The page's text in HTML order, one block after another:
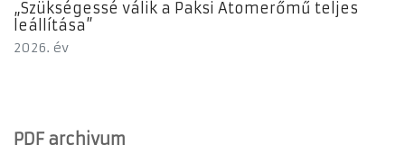
„Szükségessé válik a Paksi Atomerőmű teljes
leállítása”
2026. év
PDF archivum